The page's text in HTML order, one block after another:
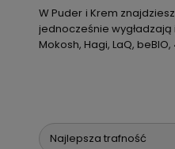
W Puder i Krem znajdziesz
jednocześnie wygładzają
Mokosh, Hagi, LaQ,
Najlepsza trafność